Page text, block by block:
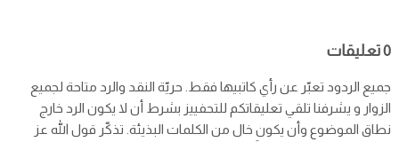
0 تعليقات
جميع الردود تعبّر عن رأي كاتبيها فقط. حريّة النقد والرد متاحة لجميع
الزوار و يشرفنا تلقي تعليقاتكم للتحفييز بشرط أن لا يكون الرد خارج
نطاق الموضوع وأن يكون خال من الكلمات البذيئة. تذكّر قول الله عز